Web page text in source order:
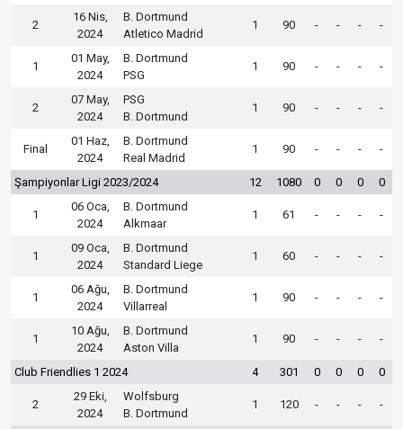
2
16 Nis,
2024
B. Dortmund
Atletico Madrid
1 90 - - - -
1
01 May,
2024
B. Dortmund
PSG
1 90 - - - -
2
07 May,
2024
PSG
B. Dortmund
1 90 - - - -
Final
01 Haz,
2024
B. Dortmund
Real Madrid
1 90 - - - -
Şampiyonlar Ligi 2023/2024 12 1080 0 0 0 0
1
06 Oca,
2024
B. Dortmund
Alkmaar
1 61 - - - -
1
09 Oca,
2024
B. Dortmund
Standard Liege
1 60 - - - -
1
06 Ağu,
2024
B. Dortmund
Villarreal
1 90 - - - -
1
10 Ağu,
2024
B. Dortmund
Aston Villa
1 90 - - - -
Club Friendlies 1 2024 4 301 0 0 0 0
2
29 Eki,
2024
Wolfsburg
B. Dortmund
1 120 - - - -